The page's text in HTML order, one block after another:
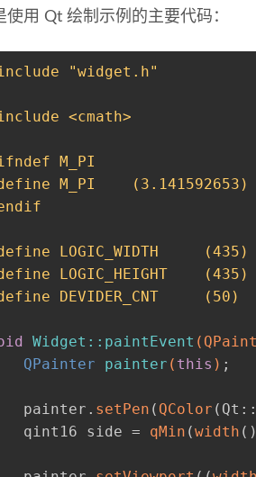
使用 Qt 绘制示例的主要代码：
"widget.h"
<cmath>
M_PI
M_PI    (3.141592653)
LOGIC_WIDTH     (435)
LOGIC_HEIGHT    (435)
DEVIDER_CNT     (50)
Widget::paintEvent
QPainter painter ( this ) ;
painter.
setPen ( QColor
qint16 side =
qMin (width